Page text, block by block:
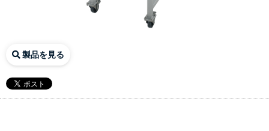
製品を見る